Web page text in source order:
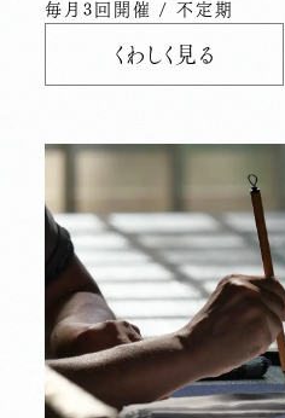
毎月3回開催 / 不定期
くわしく見る